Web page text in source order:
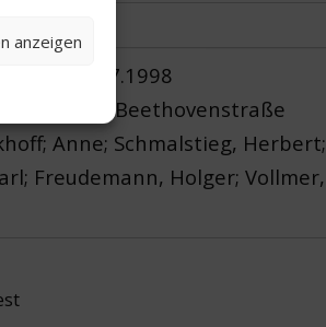
anzeigen
17.07.1998
; Beethovenstraße
Anne; Schmalstieg, Herbert;
Freudemann, Holger; Vollmer,